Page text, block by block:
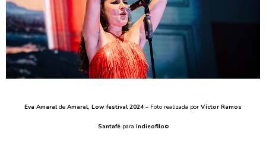
Eva Amaralde Amaral, Low festival 2024 – Foto realizada por Víctor Ramos
Santafépara Indieofilo©